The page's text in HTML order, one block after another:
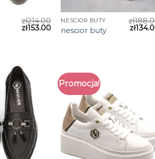
zł214.00
zł153.00
NESCIOR BUTY
nescior buty
zł
zł
Promocja!